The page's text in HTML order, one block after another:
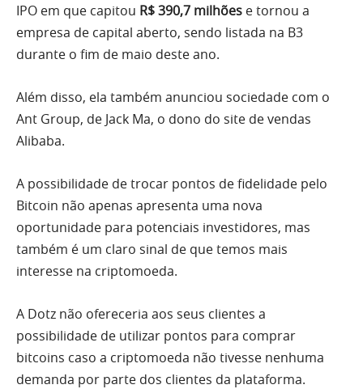
IPO em que capitou R$ 390,7 milhões e tornou a
empresa de capital aberto, sendo listada na B3
durante o fim de maio deste ano.
Além disso, ela também anunciou sociedade com o
Ant Group, de Jack Ma, o dono do site de vendas
Alibaba.
A possibilidade de trocar pontos de fidelidade pelo
Bitcoin não apenas apresenta uma nova
oportunidade para potenciais investidores, mas
também é um claro sinal de que temos mais
interesse na criptomoeda.
A Dotz não ofereceria aos seus clientes a
possibilidade de utilizar pontos para comprar
bitcoins caso a criptomoeda não tivesse nenhuma
demanda por parte dos clientes da plataforma.